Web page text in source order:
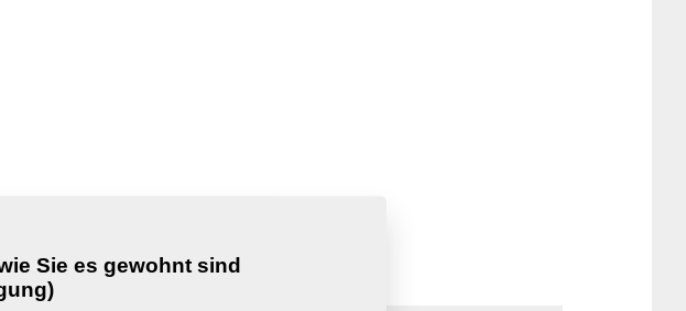
Sie es gewohnt sind